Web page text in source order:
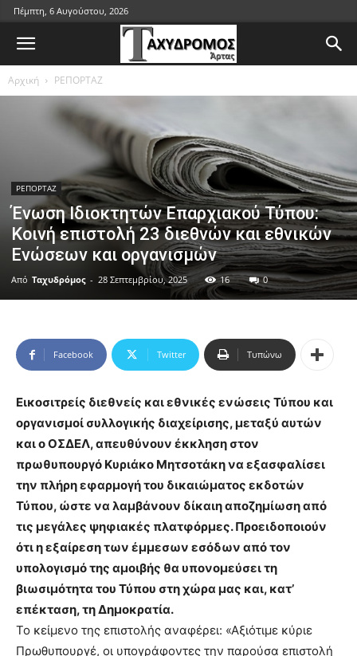
Πέμπτη, 6 Αυγούστου, 2026
Αρχική ΡΕΠΟΡΤΑΖ
ΡΕΠΟΡΤΑΖ
Ένωση Ιδιοκτητών Επαρχιακού Τύπου:
Κοινή επιστολή 23 διεθνών και εθνικών
Eνώσεων και οργανισμών
Από Ταχυδρόμος - 28 Σεπτεμβρίου, 2025 16 0
Facebook Twitter Τυπώνω
Εικοσιτρείς διεθνείς και εθνικές ενώσεις Τύπου και
οργανισμοί συλλογικής διαχείρισης, μεταξύ αυτών
και ο ΟΣΔΕΛ, απευθύνουν έκκληση στον
πρωθυπουργό Κυριάκο Μητσοτάκη να εξασφαλίσει
την πλήρη εφαρμογή του δικαιώματος εκδοτών
Τύπου, ώστε να λαμβάνουν δίκαιη αποζημίωση από
τις μεγάλες ψηφιακές πλατφόρμες. Προειδοποιούν
ότι η εξαίρεση των έμμεσων εσόδων από τον
υπολογισμό της αμοιβής θα υπονομεύσει τη
βιωσιμότητα του Τύπου στη χώρα μας και, κατ’
επέκταση, τη Δημοκρατία.
Το κείμενο της επιστολής αναφέρει: «Αξιότιμε κύριε
Πρωθυπουργέ, οι υπογράφοντες την παρούσα επιστολή